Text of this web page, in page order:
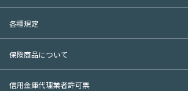
各種規定
保険商品について
信用金庫代理業者許可票